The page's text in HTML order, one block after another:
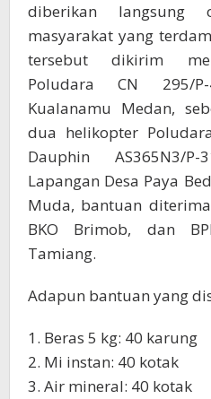
diberikan langsung
masyarakat yang
tersebut dikirim
Poludara CN 295/
Kualanamu Medan,
dua helikopter
Dauphin AS365N3/
Lapangan Desa Paya
Muda, bantuan
BKO Brimob, dan
Tamiang.
Adapun bantuan yang
1. Beras 5 kg: 40 karung
2. Mi instan: 40 kotak
3. Air mineral: 40 kotak